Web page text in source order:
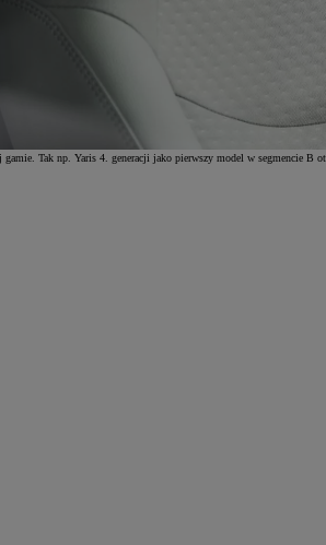
Tak np. Yaris 4. generacji jako pierwszy model w segmencie